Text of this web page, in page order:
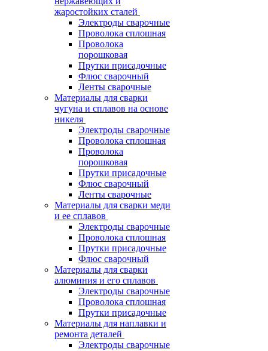
жаростойких сталей
Электроды сварочные
Проволока сплошная
Проволока
порошковая
Прутки присадочные
Флюс сварочный
Ленты сварочные
Материалы для сварки
чугуна и сплавов на основе
никеля
Электроды сварочные
Проволока сплошная
Проволока
порошковая
Прутки присадочные
Флюс сварочный
Ленты сварочные
Материалы для сварки меди
и ее сплавов
Электроды сварочные
Проволока сплошная
Прутки присадочные
Флюс сварочный
Материалы для сварки
алюминия и его сплавов
Электроды сварочные
Проволока сплошная
Прутки присадочные
Материалы для наплавки и
ремонта деталей
Электроды сварочные